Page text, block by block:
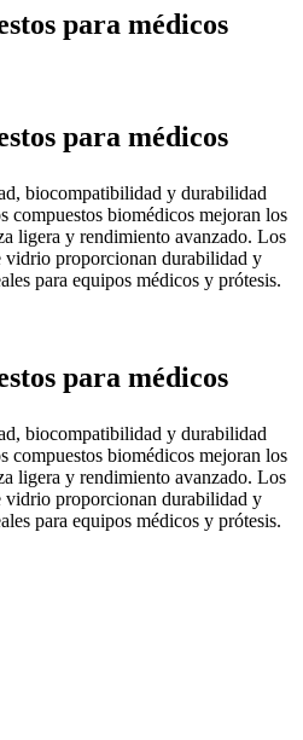
para médicos
para médicos
biocompatibilidad y durabilidad
compuestos biomédicos mejoran los
ligera y rendimiento avanzado. Los
vidrio proporcionan durabilidad y
para equipos médicos y prótesis.
para médicos
biocompatibilidad y durabilidad
compuestos biomédicos mejoran los
ligera y rendimiento avanzado. Los
vidrio proporcionan durabilidad y
para equipos médicos y prótesis.